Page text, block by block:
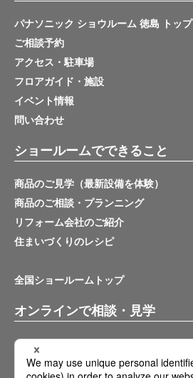
パナソニック ショウルーム 徳島 トップ
ご相談予約
アクセス・駐車場
フロアガイド・施設
イベント情報
問い合わせ
ショールームでできること
商品のご見学（最新設備を体験）
商品のご相談・プランニング
リフォーム会社のご紹介
住まいづくりのレシピ
全国ショールームトップ
オンラインで相談・見学
バーチャルショールーム
オンライン相談サービス